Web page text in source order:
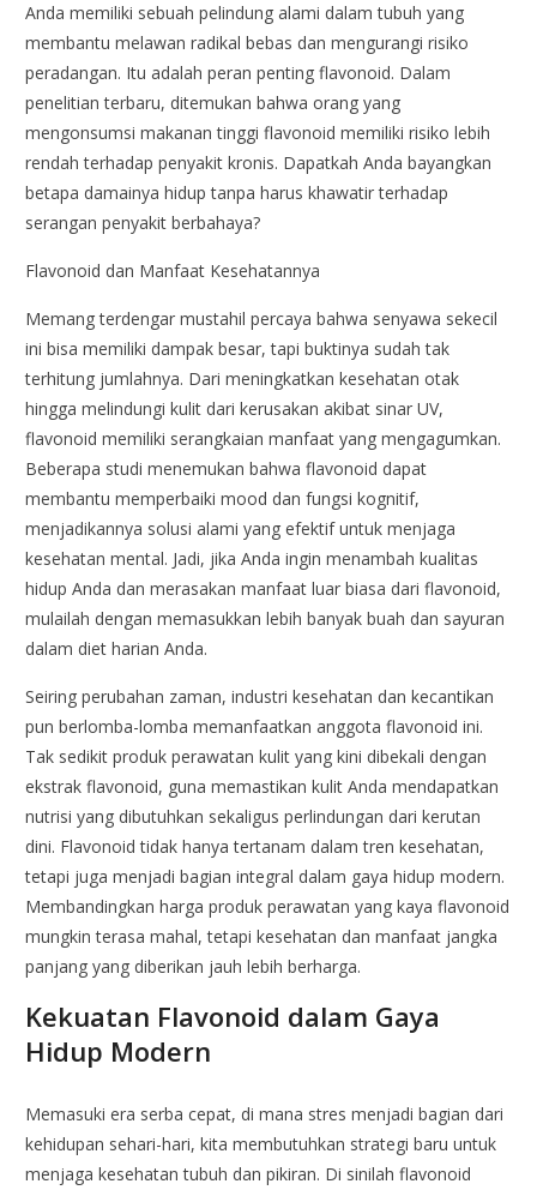
Anda memiliki sebuah pelindung alami dalam tubuh yang
membantu melawan radikal bebas dan mengurangi risiko
peradangan. Itu adalah peran penting flavonoid. Dalam
penelitian terbaru, ditemukan bahwa orang yang
mengonsumsi makanan tinggi flavonoid memiliki risiko lebih
rendah terhadap penyakit kronis. Dapatkah Anda bayangkan
betapa damainya hidup tanpa harus khawatir terhadap
serangan penyakit berbahaya?
Flavonoid dan Manfaat Kesehatannya
Memang terdengar mustahil percaya bahwa senyawa sekecil
ini bisa memiliki dampak besar, tapi buktinya sudah tak
terhitung jumlahnya. Dari meningkatkan kesehatan otak
hingga melindungi kulit dari kerusakan akibat sinar UV,
flavonoid memiliki serangkaian manfaat yang mengagumkan.
Beberapa studi menemukan bahwa flavonoid dapat
membantu memperbaiki mood dan fungsi kognitif,
menjadikannya solusi alami yang efektif untuk menjaga
kesehatan mental. Jadi, jika Anda ingin menambah kualitas
hidup Anda dan merasakan manfaat luar biasa dari flavonoid,
mulailah dengan memasukkan lebih banyak buah dan sayuran
dalam diet harian Anda.
Seiring perubahan zaman, industri kesehatan dan kecantikan
pun berlomba-lomba memanfaatkan anggota flavonoid ini.
Tak sedikit produk perawatan kulit yang kini dibekali dengan
ekstrak flavonoid, guna memastikan kulit Anda mendapatkan
nutrisi yang dibutuhkan sekaligus perlindungan dari kerutan
dini. Flavonoid tidak hanya tertanam dalam tren kesehatan,
tetapi juga menjadi bagian integral dalam gaya hidup modern.
Membandingkan harga produk perawatan yang kaya flavonoid
mungkin terasa mahal, tetapi kesehatan dan manfaat jangka
panjang yang diberikan jauh lebih berharga.
Kekuatan Flavonoid dalam Gaya
Hidup Modern
Memasuki era serba cepat, di mana stres menjadi bagian dari
kehidupan sehari-hari, kita membutuhkan strategi baru untuk
menjaga kesehatan tubuh dan pikiran. Di sinilah flavonoid